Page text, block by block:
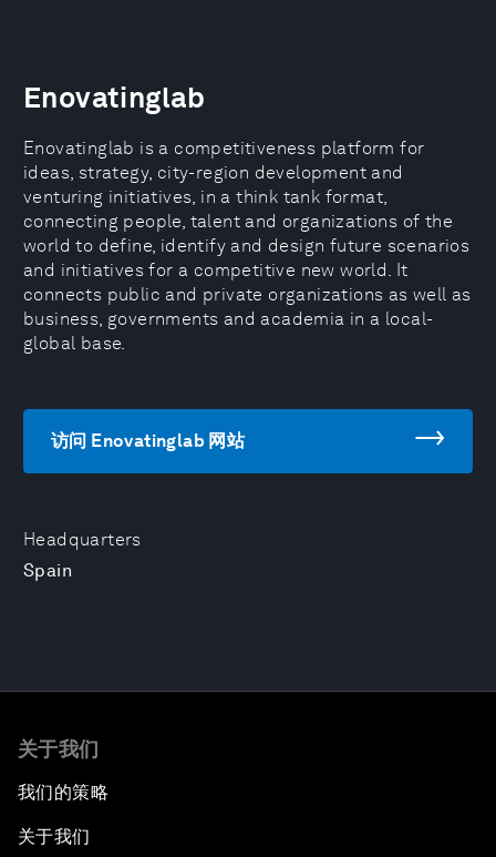
Headquarters
Spain
Enovatinglab
Enovatinglab is a competitiveness platform for
ideas, strategy, city-region development and
venturing initiatives, in a think tank format,
connecting people, talent and organizations of the
world to define, identify and design future scenarios
and initiatives for a competitive new world. It
connects public and private organizations as well as
business, governments and academia in a local-
global base.
访问 Enovatinglab 网站
关于我们
我们的策略
关于我们